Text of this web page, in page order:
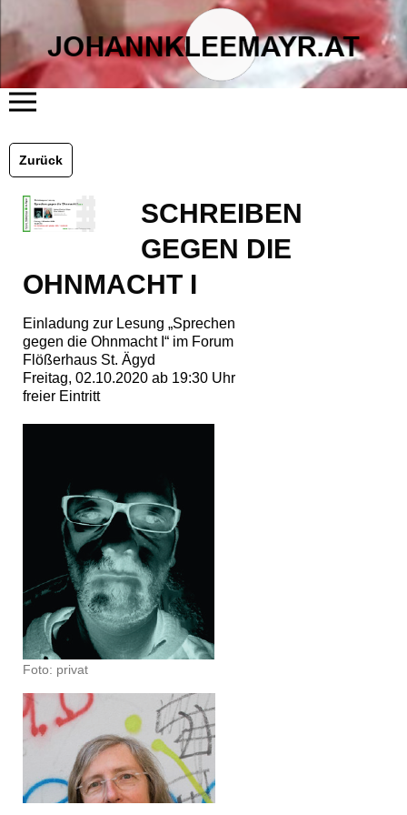
TERMINE
BLOG
KONTAKT
Zurück
SCHREIBEN
GEGEN DIE
OHNMACHT I
Einladung zur Lesung „Sprechen
gegen die Ohnmacht I“ im Forum
Flößerhaus St. Ägyd
Freitag, 02.10.2020 ab 19:30 Uhr
freier Eintritt
Foto: privat